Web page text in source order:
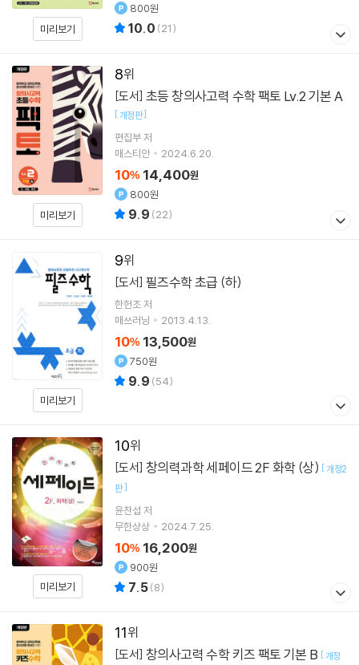
미리보기
800원
10.0 (21)
8
미리보기
[도서] 초등 창의사고력 수학 팩토 Lv.2 기본 A
[개정판]
편집부 저
매스티안
2024.6.20.
10% 14,400원
800원
9.9 (22)
9
미리보기
[도서] 필즈수학 초급 (하)
한헌조 저
매쓰러닝
2013.4.13.
10% 13,500원
750원
9.9 (54)
10
미리보기
[도서] 창의력과학 세페이드 2F 화학 (상) [개정2
판]
윤찬섭 저
무한상상
2024.7.25.
10% 16,200원
900원
7.5(8)
11
[도서] 창의사고력 수학 키즈 팩토 기본 B [개정